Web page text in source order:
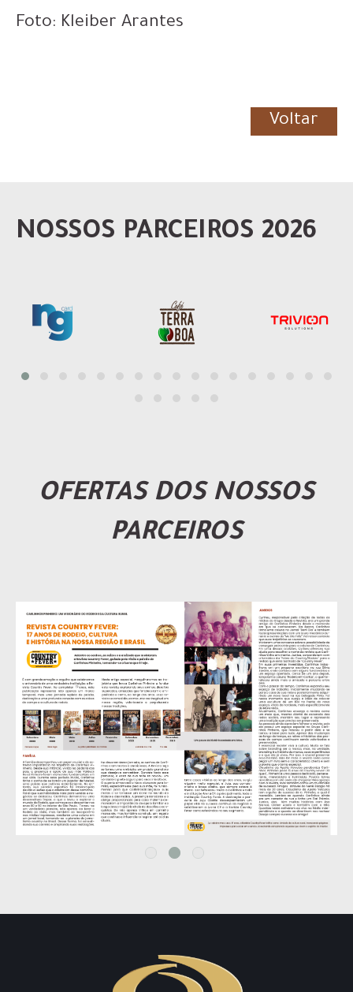
Foto: Kleiber Arantes
Voltar
NOSSOS PARCEIROS 2026
OFERTAS DOS NOSSOS
PARCEIROS